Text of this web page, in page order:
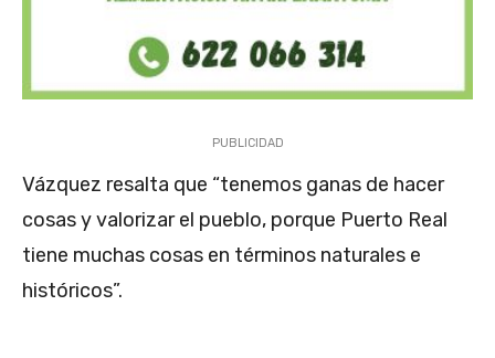
PUBLICIDAD
Vázquez resalta que “tenemos ganas de hacer
cosas y valorizar el pueblo, porque Puerto Real
tiene muchas cosas en términos naturales e
históricos”.